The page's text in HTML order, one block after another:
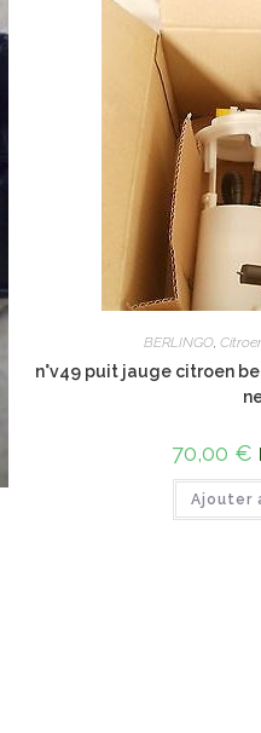
BERLINGO,
n°v49 puit jauge citroen
70,00 €
Ajouter